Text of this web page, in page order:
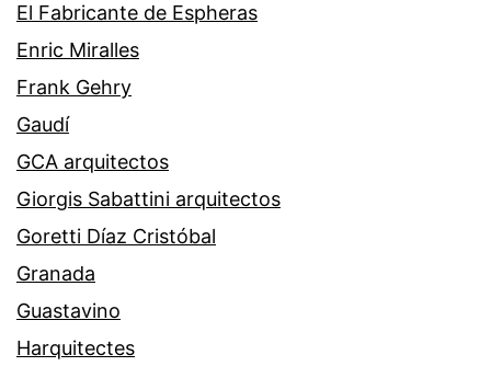
El Fabricante de Espheras
Enric Miralles
Frank Gehry
Gaudí
GCA arquitectos
Giorgis Sabattini arquitectos
Goretti Díaz Cristóbal
Granada
Guastavino
Harquitectes